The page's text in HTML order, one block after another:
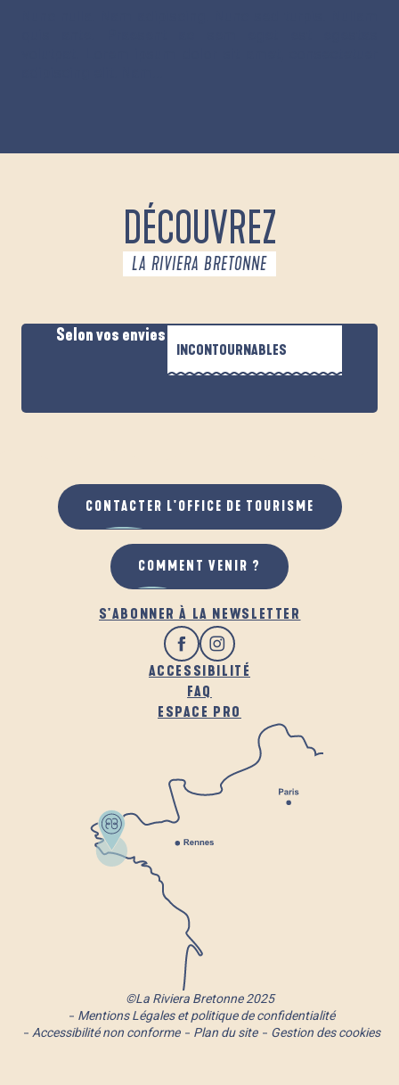
DÉCOUVREZ
LA RIVIERA BRETONNE
Selon vos envies
INCONTOURNABLES
EN AMOUREUX
S'ABONNER À LA NEWSLETTER
ACCESSIBILITÉ
FAQ
ESPACE PRO
CONTACTER L'OFFICE DE TOURISME
COMMENT VENIR ?
©La Riviera Bretonne 2025
Mentions Légales et politique de confidentialité
Accessibilité non conforme
Plan du site Gestion des cookies